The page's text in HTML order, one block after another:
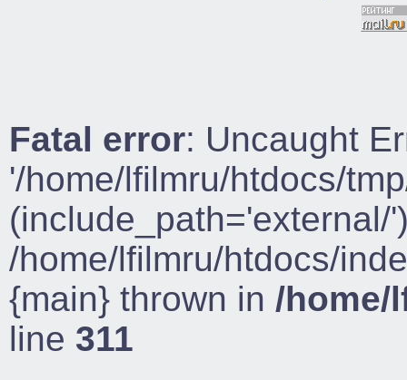
Fatal error: Uncaught
'/home/lfilmru/htdocs/
(include_path='external/
/home/lfilmru/htdocs/
{main} thrown in /home/
line 311